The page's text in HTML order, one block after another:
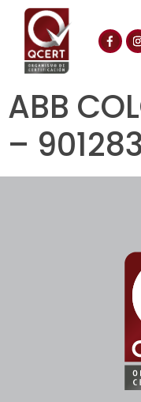
ABB
–